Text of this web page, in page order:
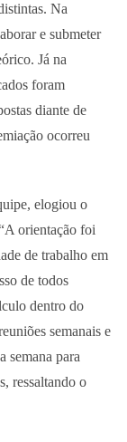
Na
e submeter
Já na
foram
diante de
ocorreu
elogiou o
orientação foi
de trabalho em
de todos
dentro do
semanais e
semana para
ressaltando o